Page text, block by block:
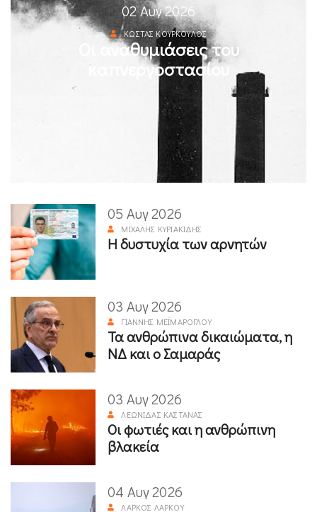
02 Αυγ 2026
ΚΏΣΤΑΣ ΚΟΎΡΚΟΥΛΟΣ
Οι αναθυμιάσεις του
καπνεργοστασίου
05 Αυγ 2026
ΜΙΧΆΛΗΣ ΚΥΡΙΑΚΊΔΗΣ
Η δυστυχία των αρνητών
03 Αυγ 2026
ΓΙΆΝΝΗΣ ΜΕΪΜΆΡΟΓΛΟΥ
Τα ανθρώπινα δικαιώματα, η
ΝΔ και ο Σαμαράς
03 Αυγ 2026
ΛΕΩΝΊΔΑΣ ΚΑΣΤΑΝΆΣ
Οι φωτιές και η ανθρώπινη
βλακεία
04 Αυγ 2026
ΛΆΡΚΟΣ ΛΆΡΚΟΥ